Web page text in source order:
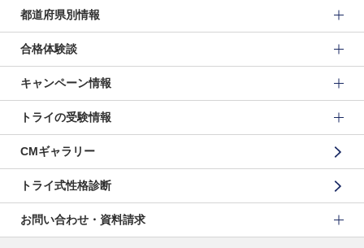
都道府県別情報
合格体験談
キャンペーン情報
トライの受験情報
CMギャラリー
トライ式性格診断
お問い合わせ・資料請求